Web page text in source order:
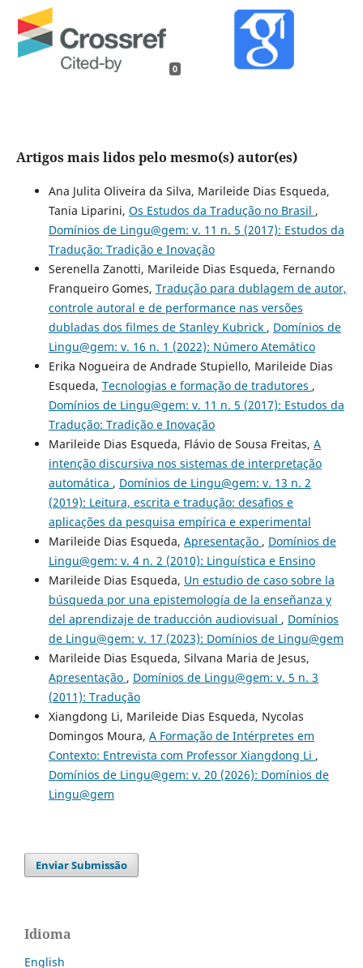
0
Artigos mais lidos pelo mesmo(s) autor(es)
Ana Julita Oliveira da Silva, Marileide Dias Esqueda,
Tania Liparini, Os Estudos da Tradução no Brasil ,
Domínios de Lingu@gem: v. 11 n. 5 (2017): Estudos da
Tradução: Tradição e Inovação
Serenella Zanotti, Marileide Dias Esqueda, Fernando
Franqueiro Gomes, Tradução para dublagem de autor,
controle autoral e de performance nas versões
dubladas dos filmes de Stanley Kubrick , Domínios de
Lingu@gem: v. 16 n. 1 (2022): Número Atemático
Erika Nogueira de Andrade Stupiello, Marileide Dias
Esqueda, Tecnologias e formação de tradutores ,
Domínios de Lingu@gem: v. 11 n. 5 (2017): Estudos da
Tradução: Tradição e Inovação
Marileide Dias Esqueda, Flávio de Sousa Freitas, A
intenção discursiva nos sistemas de interpretação
automática , Domínios de Lingu@gem: v. 13 n. 2
(2019): Leitura, escrita e tradução: desafios e
aplicações da pesquisa empírica e experimental
Marileide Dias Esqueda, Apresentação , Domínios de
Lingu@gem: v. 4 n. 2 (2010): Linguística e Ensino
Marileide Dias Esqueda, Un estudio de caso sobre la
búsqueda por una epistemología de la enseñanza y
del aprendizaje de traducción audiovisual , Domínios
de Lingu@gem: v. 17 (2023): Domínios de Lingu@gem
Marileide Dias Esqueda, Silvana Maria de Jesus,
Apresentação , Domínios de Lingu@gem: v. 5 n. 3
(2011): Tradução
Xiangdong Li, Marileide Dias Esqueda, Nycolas
Domingos Moura, A Formação de Intérpretes em
Contexto: Entrevista com Professor Xiangdong Li ,
Domínios de Lingu@gem: v. 20 (2026): Domínios de
Lingu@gem
Enviar Submissão
Idioma
English